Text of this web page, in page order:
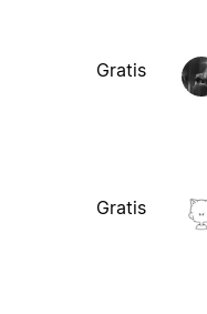
Gratis
Gratis